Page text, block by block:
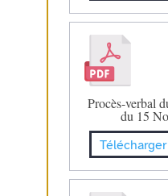
Procès-verbal
du 15